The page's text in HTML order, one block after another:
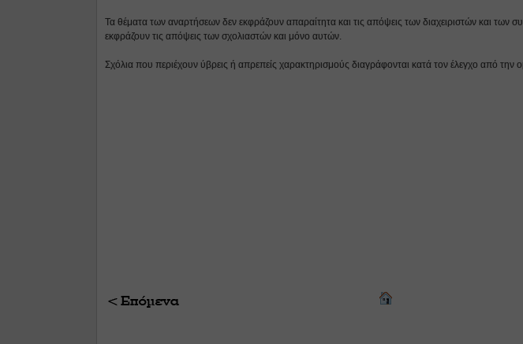
Τα θέματα των αναρτήσεων δεν εκφράζουν απαραίτητα και τις απόψεις των διαχειριστών και των
εκφράζουν τις απόψεις των σχολιαστών και μόνο αυτών.
Σχόλια που περιέχουν ύβρεις ή απρεπείς χαρακτηρισμούς διαγράφονται κατά τον έλεγχο από την